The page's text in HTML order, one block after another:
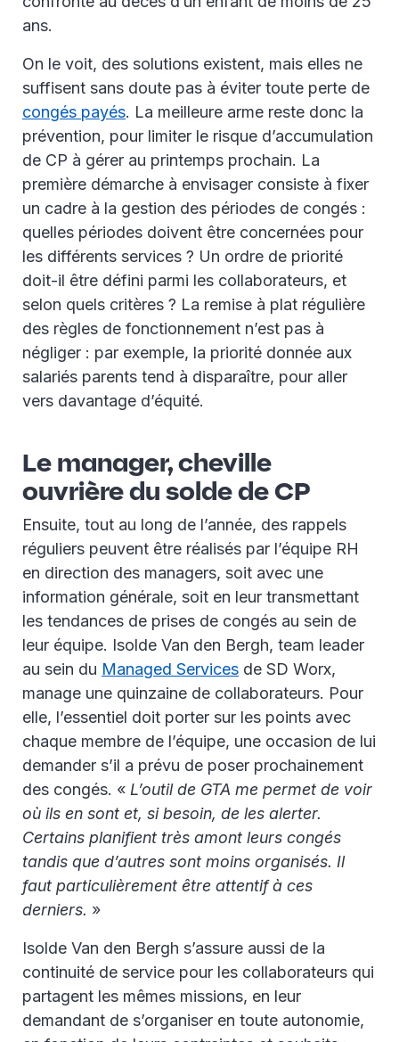
ans.
On le voit, des solutions existent, mais elles ne
suffisent sans doute pas à éviter toute perte de
congés payés. La meilleure arme reste donc la
prévention, pour limiter le risque d’accumulation
de CP à gérer au printemps prochain. La
première démarche à envisager consiste à fixer
un cadre à la gestion des périodes de congés :
quelles périodes doivent être concernées pour
les différents services ? Un ordre de priorité
doit-il être défini parmi les collaborateurs, et
selon quels critères ? La remise à plat régulière
des règles de fonctionnement n’est pas à
négliger : par exemple, la priorité donnée aux
salariés parents tend à disparaître, pour aller
vers davantage d’équité.
Le manager, cheville
ouvrière du solde de CP
Ensuite, tout au long de l’année, des rappels
réguliers peuvent être réalisés par l’équipe RH
en direction des managers, soit avec une
information générale, soit en leur transmettant
les tendances de prises de congés au sein de
leur équipe. Isolde Van den Bergh, team leader
au sein du Managed Services de SD Worx,
manage une quinzaine de collaborateurs. Pour
elle, l’essentiel doit porter sur les points avec
chaque membre de l’équipe, une occasion de lui
demander s’il a prévu de poser prochainement
des congés. « L’outil de GTA me permet de voir
où ils en sont et, si besoin, de les alerter.
Certains planifient très amont leurs congés
tandis que d’autres sont moins organisés. Il
faut particulièrement être attentif à ces
derniers. »
Isolde Van den Bergh s’assure aussi de la
continuité de service pour les collaborateurs qui
partagent les mêmes missions, en leur
demandant de s’organiser en toute autonomie,